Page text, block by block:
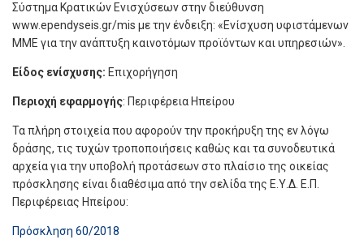
Σύστημα Κρατικών Ενισχύσεων στην διεύθυνση
www.ependyseis.gr/mis με την ένδειξη: «Ενίσχυση υφιστάμενων
ΜΜΕ για την ανάπτυξη καινοτόμων προϊόντων και υπηρεσιών».
Είδος ενίσχυσης: Επιχορήγηση
Περιοχή εφαρμογής: Περιφέρεια Ηπείρου
Τα πλήρη στοιχεία που αφορούν την προκήρυξη της εν λόγω
δράσης, τις τυχών τροποποιήσεις καθώς και τα συνοδευτικά
αρχεία για την υποβολή προτάσεων στο πλαίσιο της οικείας
πρόσκλησης είναι διαθέσιμα από την σελίδα της Ε.Υ.Δ. Ε.Π.
Περιφέρειας Ηπείρου:
Πρόσκληση 60/2018